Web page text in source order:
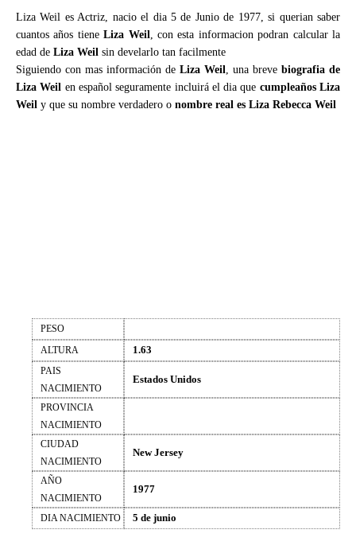
Liza Weil es Actriz, nacio el dia 5 de Junio de 1977, si querian saber
cuantos años tieneLiza Weil, con esta informacion podran calcular la
edad de Liza Weil sin develarlo tan facilmente
Siguiendo con mas información de Liza Weil, una breve biografia de
Liza Weil en español seguramente incluirá el dia que cumpleaños Liza
Weil y que su nombre verdadero o nombre real es Liza Rebecca Weil
PESO
ALTURA
1.63
PAIS
NACIMIENTO
Estados Unidos
PROVINCIA
NACIMIENTO
CIUDAD
NACIMIENTO
New Jersey
AÑO
NACIMIENTO
1977
DIA NACIMIENTO 5 de junio